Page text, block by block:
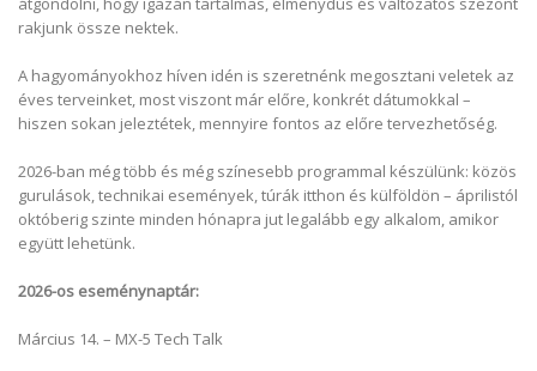
rakjunk össze nektek.
A hagyományokhoz híven idén is szeretnénk megosztani veletek az
éves terveinket, most viszont már előre, konkrét dátumokkal –
hiszen sokan jeleztétek, mennyire fontos az előre tervezhetőség.
2026-ban még több és még színesebb programmal készülünk: közös
gurulások, technikai események, túrák itthon és külföldön – áprilistól
októberig szinte minden hónapra jut legalább egy alkalom, amikor
együtt lehetünk.
2026-os eseménynaptár:
Március 14. – MX-5 Tech Talk